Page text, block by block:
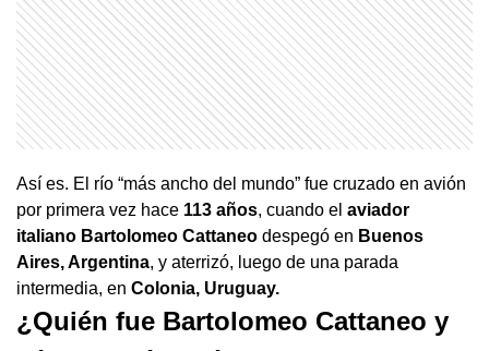
Así es. El río “más ancho del mundo” fue cruzado en avión
por primera vez hace 113 años, cuando el aviador
italiano Bartolomeo Cattaneo despegó en Buenos
Aires, Argentina, y aterrizó, luego de una parada
intermedia, en Colonia, Uruguay.
¿Quién fue Bartolomeo Cattaneo y